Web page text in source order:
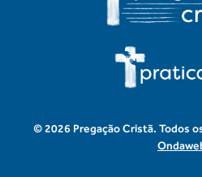
© 2026 Pregação Cristã. Todos